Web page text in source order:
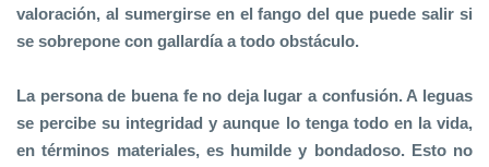
valoración, al sumergirse en el fango del que puede salir si
se sobrepone con gallardía a todo obstáculo.
La persona de buena fe no deja lugar a confusión. A leguas
se percibe su integridad y aunque lo tenga todo en la vida,
en términos materiales, es humilde y bondadoso. Esto no